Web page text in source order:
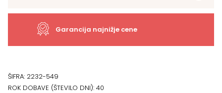
Garancija najnižje cene
ŠIFRA: 2232-549
ROK DOBAVE (ŠTEVILO DNI): 40